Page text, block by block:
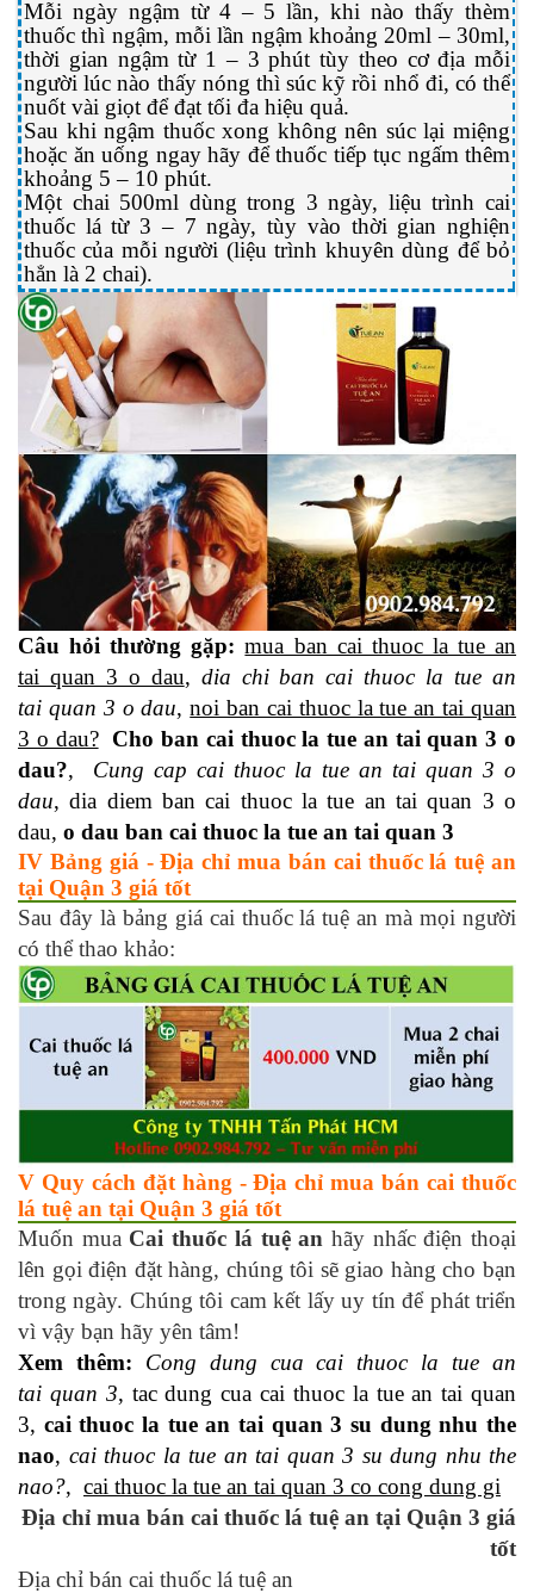
Mỗi ngày ngậm từ 4 – 5 lần, khi nào thấy thèm
thuốc thì ngậm, mỗi lần ngậm khoảng 20ml – 30ml,
thời gian ngậm từ 1 – 3 phút tùy theo cơ địa mỗi
người lúc nào thấy nóng thì súc kỹ rồi nhổ đi, có thể
nuốt vài giọt để đạt tối đa hiệu quả.
Sau khi ngậm thuốc xong không nên súc lại miệng
hoặc ăn uống ngay hãy để thuốc tiếp tục ngấm thêm
khoảng 5 – 10 phút.
Một chai 500ml dùng trong 3 ngày, liệu trình cai
thuốc lá từ 3 – 7 ngày, tùy vào thời gian nghiện
thuốc của mỗi người (liệu trình khuyên dùng để bỏ
hẳn là 2 chai).
Câu hỏi thường gặp: mua ban cai thuoc la tue an
tai quan 3 o dau, dia chi ban cai thuoc la tue an
tai quan 3 o dau,noi ban cai thuoc la tue an tai quan
3 o dau? Cho ban cai thuoc la tue an tai quan 3 o
dau?, Cung cap cai thuoc la tue an tai quan 3 o
dau, dia diem ban cai thuoc la tue an tai quan 3 o
dau, o dau ban cai thuoc la tue an tai quan 3
IV Bảng giá - Địa chỉ mua bán cai thuốc lá tuệ an
tại Quận 3 giá tốt
Sau đây là bảng giá cai thuốc lá tuệ an mà mọi người
có thể thao khảo:
V Quy cách đặt hàng - Địa chỉ mua bán cai thuốc
lá tuệ an tại Quận 3 giá tốt
Muốn mua Cai thuốc lá tuệ an hãy nhấc điện thoại
lên gọi điện đặt hàng, chúng tôi sẽ giao hàng cho bạn
trong ngày. Chúng tôi cam kết lấy uy tín để phát triển
vì vậy bạn hãy yên tâm!
Xem thêm:
Cong dung cua cai thuoc la tue an
tai quan 3, tac dung cua cai thuoc la tue an tai quan
3, cai thuoc la tue an tai quan 3 su dung nhu the
nao, cai thuoc la tue an tai quan 3 su dung nhu the
nao?, cai thuoc la tue an tai quan 3 co cong dung gi
Địa chỉ mua bán cai thuốc lá tuệ an tại Quận 3 giá
tốt
Địa chỉ bán cai thuốc lá tuệ an